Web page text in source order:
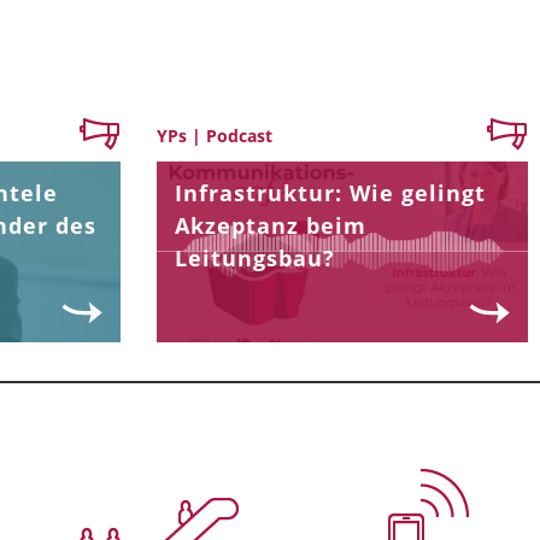
des
YPs | Podcast
Infrastruktur: Wie gelingt
Akzeptanz beim
Leitungsbau?